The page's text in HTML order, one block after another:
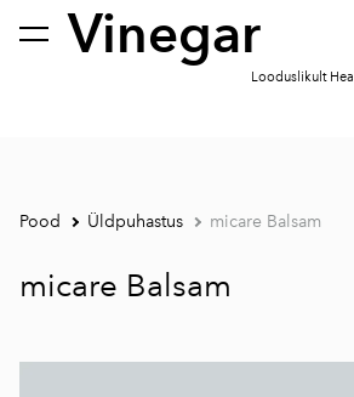
Vinegar
Looduslikult Hea
lisati ostukorvi. Vaata ostukorvi
Pood Üldpuhastus micare Balsam
micare Balsam